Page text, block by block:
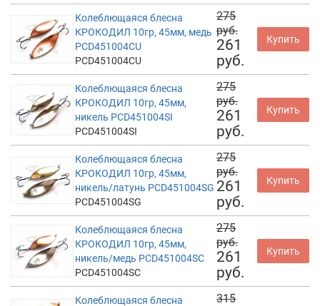
Колеблющаяся блесна
КРОКОДИЛ 10гр, 45мм, медь
PCD451004CU
PCD451004CU
275
руб.
261
руб.
Купить
Колеблющаяся блесна
КРОКОДИЛ 10гр, 45мм,
никель PCD451004SI
PCD451004SI
275
руб.
261
руб.
Купить
Колеблющаяся блесна
КРОКОДИЛ 10гр, 45мм,
никель/латунь PCD451004SG
PCD451004SG
275
руб.
261
руб.
Купить
Колеблющаяся блесна
КРОКОДИЛ 10гр, 45мм,
никель/медь PCD451004SC
PCD451004SC
275
руб.
261
руб.
Купить
Колеблющаяся блесна 315